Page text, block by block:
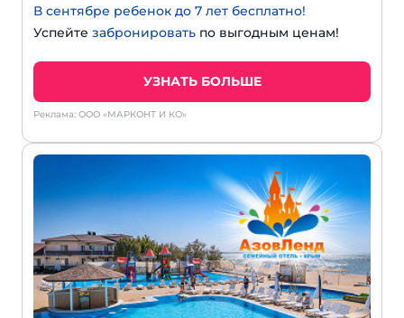
В сентябре ребенок до 7 лет бесплатно!
Успейте забронировать по выгодным ценам!
УЗНАТЬ БОЛЬШЕ
Реклама: ООО «МАРКОНТ И КО»